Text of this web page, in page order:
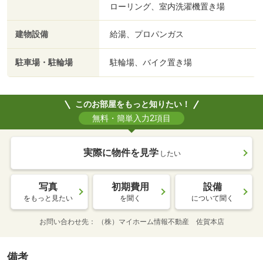
ローリング、室内洗濯機置き場
建物設備 給湯、プロパンガス
駐車場・駐輪場 駐輪場、バイク置き場
このお部屋をもっと知りたい！
無料・簡単入力2項目
実際に物件を見学 したい
写真
をもっと見たい
初期費用
を聞く
設備
について聞く
お問い合わせ先 （株）マイホーム情報不動産 佐賀本店
備考